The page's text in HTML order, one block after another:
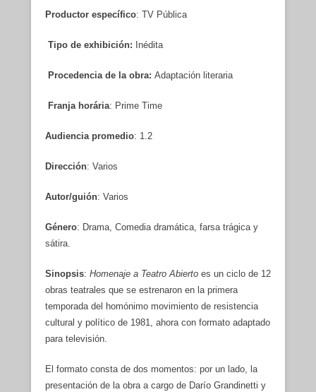
Productor específico: TV Pública
Tipo de exhibición: Inédita
Procedencia de la obra: Adaptación literaria
Franja horária: Prime Time
Audiencia promedio: 1.2
Dirección: Varios
Autor/guión: Varios
Género: Drama, Comedia dramática, farsa trágica y
sátira.
Sinopsis: Homenaje a Teatro Abierto es un ciclo de 12
obras teatrales que se estrenaron en la primera
temporada del homónimo movimiento de resistencia
cultural y político de 1981, ahora con formato adaptado
para televisión.
El formato consta de dos momentos: por un lado, la
presentación de la obra a cargo de Darío Grandinetti y